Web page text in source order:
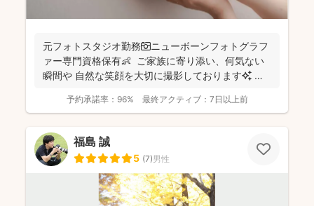
元フォトスタジオ勤務📷ニューボーンフォトグラフ
ァー専門資格保有👶 ご家族に寄り添い、何気ない
瞬間や 自然な笑顔を大切に撮影しております✨ ま
予約承諾率： 96% 最終アクティブ： 7日以上前
福島 誠
5 (7)男性